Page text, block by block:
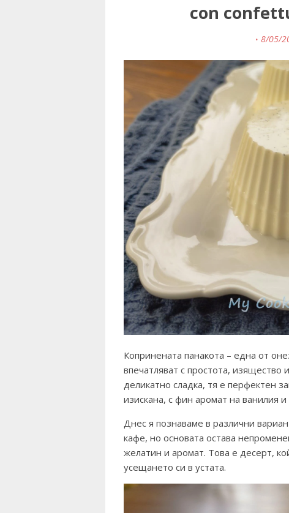
con
8/05/
Копринената панакота – една от
впечатляват с простота, изящество
деликатно сладка, тя е перфектен
изискана, с фин аромат на ванилия и
Днес я познаваме в различни
кафе, но основата остава
желатин и аромат. Това е десерт,
усещането си в устата.